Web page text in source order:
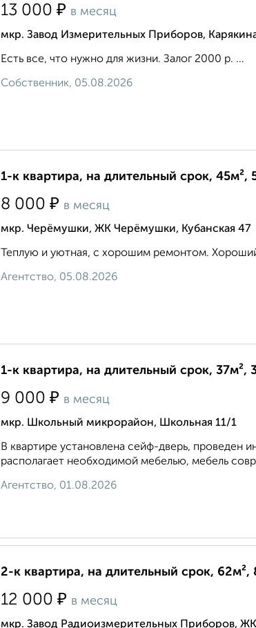
13 000 ₽ в месяц
мкр. Завод Измерительных Приборов,
Есть все, что нужно для жизни. Залог 2000 р. ...
Собственник, 05.08.2026
1-к квартира, на длительный срок, 45м²,
8 000 ₽ в месяц
мкр. Черёмушки, ЖК Черёмушки, Кубанская 47
Теплую и уютная, с хорошим ремонтом.
Агентство, 05.08.2026
1-к квартира, на длительный срок, 37м²,
9 000 ₽ в месяц
мкр. Школьный микрорайон, Школьная 11/1
В квартире установлена сейф-дверь, проведен
располагает необходимой мебелью, мебель
Агентство, 01.08.2026
2-к квартира, на длительный срок, 62м²,
12 000 ₽ в месяц
мкр. Завод Радиоизмерительных Приборов,